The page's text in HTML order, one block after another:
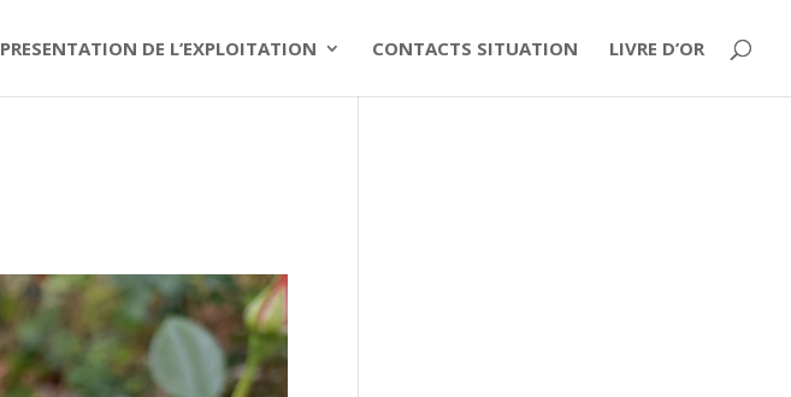
PRESENTATION DE L’EXPLOITATION CONTACTS SITUATION LIVRE D’OR